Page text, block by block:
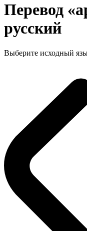
Перевод
русский
Выберите исходный